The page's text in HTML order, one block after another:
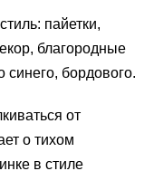
пайетки,
благородные
синего, бордового.
от
о тихом
в стиле